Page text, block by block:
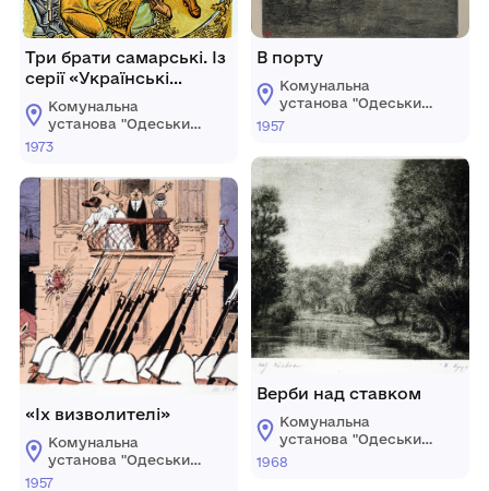
Три брати самарські. Із
серії «Українські
народні думи»
Комунальна
установа "Одеський
національний
1973
«Іх визволителі»
Комунальна
установа "Одеський
національний
1957
В порту
Комунальна
установа "Одеський
національний
1957
Верби над ставком
Комунальна
установа "Одеський
національний
1968